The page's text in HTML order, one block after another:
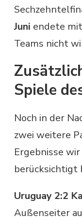
Juni endete
Teams nicht
Spiele
Noch in der
zwei weitere
Ergebnisse
berücksichtigt
Uruguay 2:2
Außenseiter